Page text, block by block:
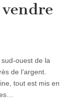
ouest de la
de l’argent.
tout est mis en